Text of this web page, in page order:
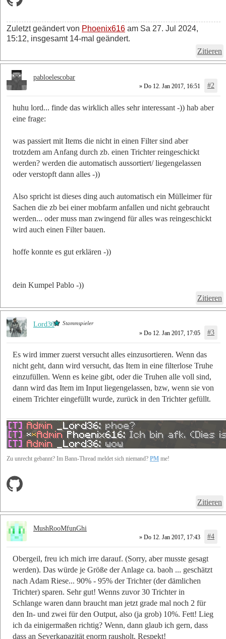
Zuletzt geändert von Phoenix616 am Sa 27. Jul 2024,
15:12, insgesamt 14-mal geändert.
Zitieren
» Do 12. Jan 2017, 16:51 #2
huhu lord... finde das wirklich alles sehr interessant -)) hab aber
eine frage:
was passiert mit Items die nicht in einen Filter sind aber
trotzdem am Anfang durch zb. einen Trichter reingeschickt
werden? werden die automatisch aussortiert/ liegengelassen
oder verstopft dann alles -))
Also spricht ist dieses ding auch automatisch ein Mülleimer für
Sachen die zb bei einer mobfarm anfallen und nicht gebraucht
werden... oder muss man zwingend für alles was reingeschickt
wird auch einen Filter bauen.
hoffe konnte es gut erklären -))
dein Kumpel Pablo -))
Zitieren
pabloelescobar
» Do 12. Jan 2017, 17:05 #3
Es wird immer zuerst versucht alles einzusortieren. Wenn das
nicht geht, dann wird versucht, das Item in eine filterlose Truhe
einzufüllen. Wenn es keine gibt, oder die Truhen alle voll sind,
dann wird das Item im Input liegengelassen, bzw, wenn sie von
einem Trichter eingefüllt wurde, zurück in den Trichter gefüllt.
Zu unrecht gebannt? Im Bann-Thread meldet sich niemand? PM me!
Zitieren
Lord36 Stammspieler
» Do 12. Jan 2017, 17:43 #4
Obergeil, freu ich mich irre darauf. (Sorry, aber musste gesagt
werden). Das würde je Größe der Anlage ca. baoh ... geschätzt
nach Adam Riese... 90% - 95% der Trichter (der dämlichen
Trichter) sparen. Sehr gut! Wenns zuvor 30 Trichter in
Schlange waren dann braucht man jetzt grade mal noch 2 für
den In- und zwei für den Output, also (ja grob) 10%. Fett! Lieg
ich da einigermaßen richtig? Wenn, dann glaub ich gern, dass
dass an Severkapazität enorm rausholt. Respekt!
MushRooMfunGhi